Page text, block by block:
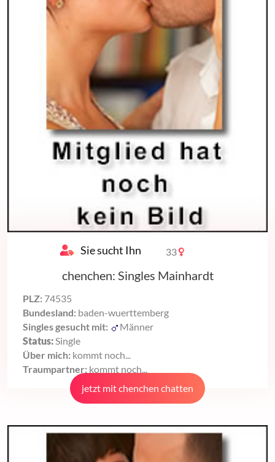
Sie sucht Ihn 33
chenchen: Singles Mainhardt
PLZ: 74535
Bundesland: baden-wuerttemberg
Singles gesucht mit:
Männer
Status: Single
Über mich: kommt noch...
Traumpartner: kommt noch...
jetzt mit chenchen chatten